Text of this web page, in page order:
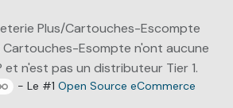
Plus/Cartouches-Escompte
Cartouches-Esompte n'ont aucune
et n'est pas un distributeur Tier 1.
- Le #1Open Source eCommerce